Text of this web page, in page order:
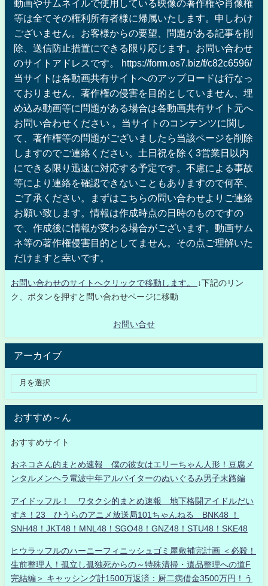
動画やサムネイルで使用している映像の著作権や肖像権
等は全てその権利所有者様に帰属いたします。申しわけ
ございません。お客様からの要望、問題がある記事を削
除、送信防止措置にできる限り応じます。お問い合わせ
のサイトアドレスです。 https://form.os7.biz/f/c82c6596/
当サイトは各動画共有サイトへのアップロードは行なっ
ておりません、著作権の侵害を目的としていません、埋
め込み動画等に問題がある場合は各動画共有サイト元へ
お問い合わせください 。当サイトのコンテンツに関し
て、著作権等の問題がございましたら当該ページを削除
しますのでご連絡ください。土日祝を除く3営業日以内
にできる限り迅速に対応する予定です。不慮による事故
等により連絡を確認できないこともありますので何卒、
ご了承ください。まずはこちらの問い合わせよりご連絡
お願い致します。情報は作成時点の日時のものですの
で、作成後に情報が変わる場合がございます。動画サム
ネ等の著作権侵害目的としてません。その点ご理解いた
だけますと幸いです。
お問い合わせのサイトへクリックで移動します。
↓下記のリン
ク、ボタンを押すと問い合わせページに移動
お問い合せ
アーカイブ
おすすめ～ん
おすすめサイト
おネコさん的まとめ速報 僕の彼女はエリーちゃん人形！豆腐メ
ンタルメンヘラ電波中年アルバイターのぬいぐるみ男子末路編
アイドッフル！ ワタクシ的まとめ速報 地下格闘アイドルだい
すき！23 ひうらのアニメ放送局101ちゃんねる BNK48 ！
SNH48！JKT48！MNL48！SGO48！GNZ48！STU48！SKE48
ヒウラッフルのハーニーフィニッシュゴミ屋敷補完計画 ＜必殺！
生前整理人！孤立し孤独死からの～特殊清掃・遺品整理への道F
完結編＞ キャッシング計1500万返済：厨二病借金3500万円！う